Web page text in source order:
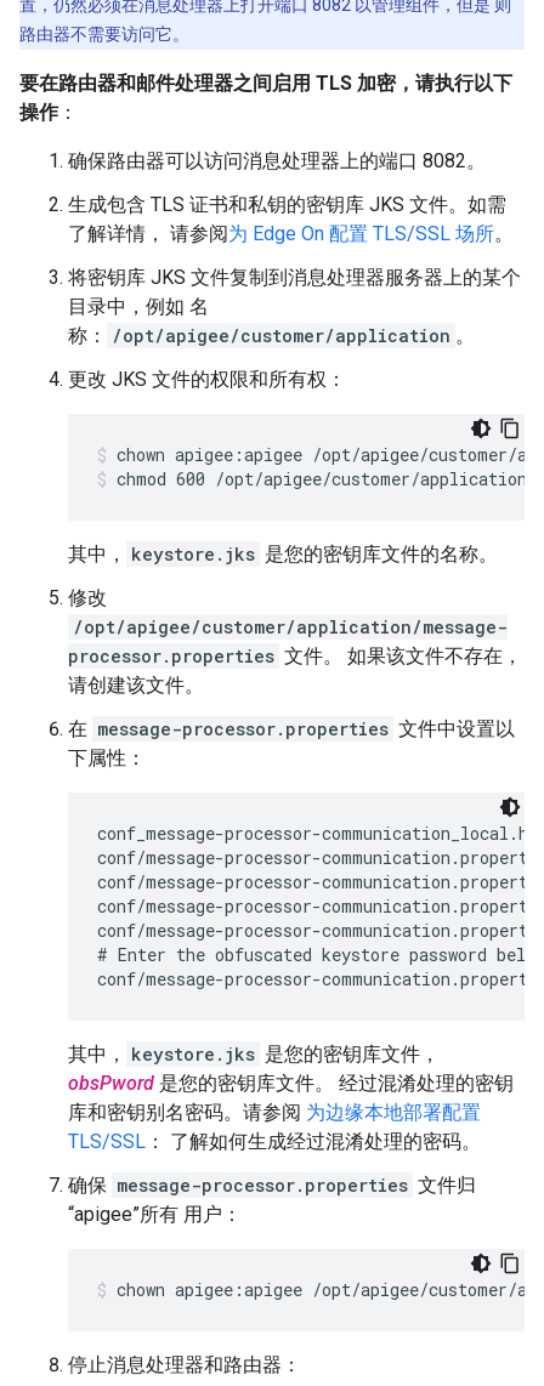
置，仍然必须在消息处理器上打开端口 8082 以管理组件，但是 则
路由器不需要访问它。
要在路由器和邮件处理器之间启用 TLS 加密，请执行以下
操作：
确保路由器可以访问消息处理器上的端口 8082。
生成包含 TLS 证书和私钥的密钥库 JKS 文件。如需
了解详情， 请参阅为 Edge On 配置 TLS/SSL 场所。
将密钥库 JKS 文件复制到消息处理器服务器上的某个
目录中，例如 名
称：
/opt/apigee/customer/application 。
更改 JKS 文件的权限和所有权：
chmod 600 /opt/apigee/customer/
其中， keystore.jks 是您的密钥库文件的名称。
修改
/opt/apigee/customer/application/message-
processor.properties 文件。 如果该文件不存在，
请创建该文件。
在 message-processor.properties 文件中设置以
下属性：
conf_message-processor-
conf/message-processor-
conf/message-processor-
conf/message-processor-
conf/message-processor-
# Enter the obfuscated keystore password
conf/message-processor-
其中， keystore.jks 是您的密钥库文件，
obsPword 是您的密钥库文件。 经过混淆处理的密钥
库和密钥别名密码。请参阅 为边缘本地部署配置
TLS/SSL ： 了解如何生成经过混淆处理的密码。
确保 message-processor.properties 文件归
“apigee”所有 用户：
chown apigee:apigee /opt/apigee/customer/
停止消息处理器和路由器：